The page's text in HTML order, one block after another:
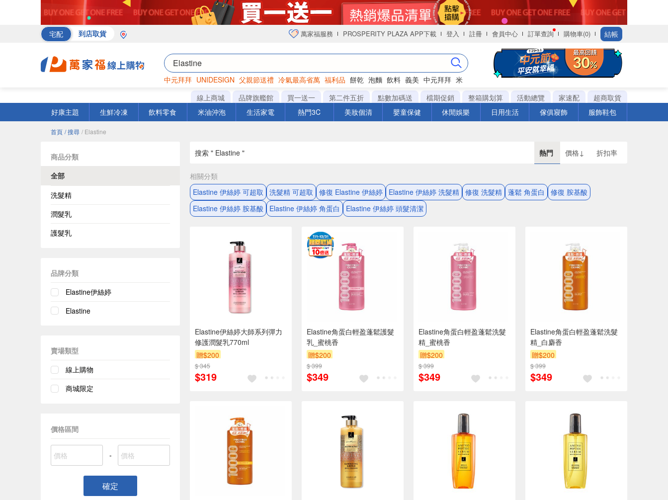
宅配 到店取貨 萬家福服務 PROSPERITY PLAZA APP下載 登入 註冊 會員中心 訂單查詢 購物車(0) 結帳
中元拜拜 UNIDESIGN 父親節送禮 冷氣最高省萬 福利品 餅乾 泡麵 飲料 義美 中元拜拜 米
海苔 巧克力 衛生紙
線上商城 品牌旗艦館 買一送一 第二件五折 點數加碼送 檔期促銷 整箱購划算 活動總覽 家速配
超商取貨
好康主題
生鮮冷凍 飲料零食 米油沖泡 生活家電 熱門3C 美妝個清 嬰童保健 休閒娛樂 日用生活 傢俱寢飾 服飾鞋包
首頁 / 搜尋 / Elastine
商品分類
全部
洗髮精
潤髮乳
護髮乳
品牌分類
Elastine伊絲婷
Elastine
賣場類型
線上購物
商城限定
價格區間
-
確定
搜索 " Elastine " 熱門 價格↓ 折扣率
相關分類
Elastine 伊絲婷 可超取
洗髮精 可超取 修復 Elastine 伊絲婷 Elastine 伊絲婷 洗髮精 修復 洗髮精 蓬鬆 角蛋白
修復 胺基酸
Elastine 伊絲婷 胺基酸
Elastine 伊絲婷 角蛋白 Elastine 伊絲婷 頭髮清潔
Elastine伊絲婷大師系列彈力
修護潤髮乳770ml
贈$200
$ 345
$319
Elastine角蛋白輕盈蓬鬆護髮
乳_蜜桃香
贈$200
$ 399
$349
Elastine角蛋白輕盈蓬鬆洗髮
精_蜜桃香
贈$200
$ 399
$349
Elastine角蛋白輕盈蓬鬆洗髮
精_白麝香
贈$200
$ 399
$349